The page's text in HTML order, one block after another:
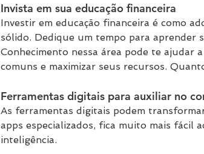
Invista em sua educação financeira
Investir em educação financeira é como
sólido. Dedique um tempo para aprender
Conhecimento nessa área pode te ajudar
comuns e maximizar seus recursos.
Ferramentas digitais para auxiliar no
As ferramentas digitais podem
apps especializados, fica muito mais fácil
inteligência.